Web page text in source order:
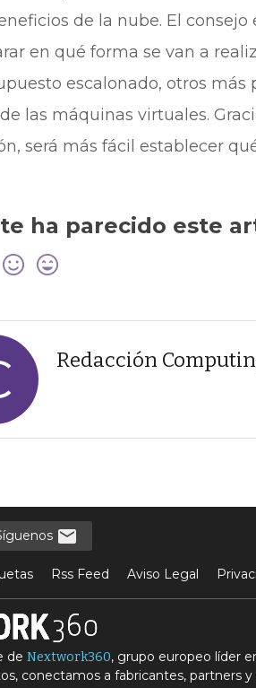
de la nube. El
en qué forma se van a
escalonado, otros
las máquinas virtuales.
será más fácil establecer
ha parecido este
Redacción
Rss Feed Aviso Legal
de Nextwork360, grupo europeo líder
conectamos a fabricantes, partners